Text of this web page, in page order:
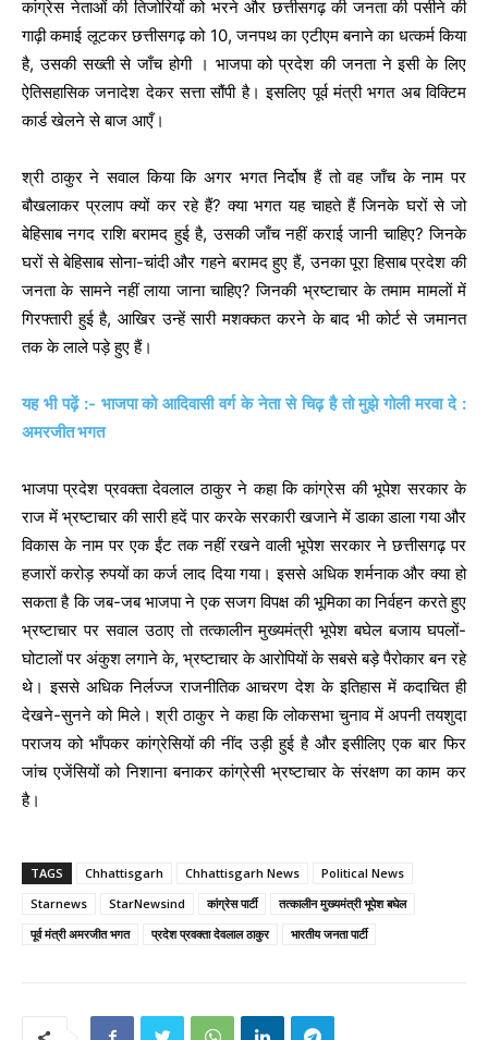
कांग्रेस नेताओं की तिजोरियों को भरने और छत्तीसगढ़ की जनता की पसीने की
गाढ़ी कमाई लूटकर छत्तीसगढ़ को 10, जनपथ का एटीएम बनाने का धत्कर्म किया
है, उसकी सख्ती से जाँच होगी । भाजपा को प्रदेश की जनता ने इसी के लिए
ऐतिसहासिक जनादेश देकर सत्ता सौंपी है। इसलिए पूर्व मंत्री भगत अब विक्टिम
कार्ड खेलने से बाज आएँ।
श्री ठाकुर ने सवाल किया कि अगर भगत निर्दोष हैं तो वह जाँच के नाम पर
बौखलाकर प्रलाप क्यों कर रहे हैं? क्या भगत यह चाहते हैं जिनके घरों से जो
बेहिसाब नगद राशि बरामद हुई है, उसकी जाँच नहीं कराई जानी चाहिए? जिनके
घरों से बेहिसाब सोना-चांदी और गहने बरामद हुए हैं, उनका पूरा हिसाब प्रदेश की
जनता के सामने नहीं लाया जाना चाहिए? जिनकी भ्रष्टाचार के तमाम मामलों में
गिरफ्तारी हुई है, आखिर उन्हें सारी मशक्कत करने के बाद भी कोर्ट से जमानत
तक के लाले पड़े हुए हैं।
यह भी पढ़ें :- भाजपा को आदिवासी वर्ग के नेता से चिढ़ है तो मुझे गोली मरवा दे :
अमरजीत भगत
भाजपा प्रदेश प्रवक्ता देवलाल ठाकुर ने कहा कि कांग्रेस की भूपेश सरकार के
राज में भ्रष्टाचार की सारी हदें पार करके सरकारी खजाने में डाका डाला गया और
विकास के नाम पर एक ईंट तक नहीं रखने वाली भूपेश सरकार ने छत्तीसगढ़ पर
हजारों करोड़ रुपयों का कर्ज लाद दिया गया। इससे अधिक शर्मनाक और क्या हो
सकता है कि जब-जब भाजपा ने एक सजग विपक्ष की भूमिका का निर्वहन करते हुए
भ्रष्टाचार पर सवाल उठाए तो तत्कालीन मुख्यमंत्री भूपेश बघेल बजाय घपलों-
घोटालों पर अंकुश लगाने के, भ्रष्टाचार के आरोपियों के सबसे बड़े पैरोकार बन रहे
थे। इससे अधिक निर्लज्ज राजनीतिक आचरण देश के इतिहास में कदाचित ही
देखने-सुनने को मिले। श्री ठाकुर ने कहा कि लोकसभा चुनाव में अपनी तयशुदा
पराजय को भाँपकर कांग्रेसियों की नींद उड़ी हुई है और इसीलिए एक बार फिर
जांच एजेंसियों को निशाना बनाकर कांग्रेसी भ्रष्टाचार के संरक्षण का काम कर
है।
TAGS Chhattisgarh Chhattisgarh News
Political News
Starnews
StarNewsind कांग्रेस पार्टी
तत्कालीन मुख्यमंत्री भूपेश बघेल
पूर्व मंत्री अमरजीत भगत
प्रदेश प्रवक्ता देवलाल ठाकुर भारतीय जनता पार्टी